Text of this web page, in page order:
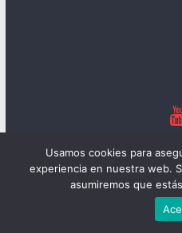
derechos
Tema:ColorMagpor
Usamos cookies para
experiencia en nuestra web.
asumiremos que